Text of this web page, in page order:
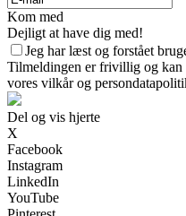
Kom med
Dejligt at have dig med!
Jeg har læst og forstået
Tilmeldingen er frivillig og
vores vilkår og
Del og vis hjerte
X
Facebook
Instagram
LinkedIn
YouTube